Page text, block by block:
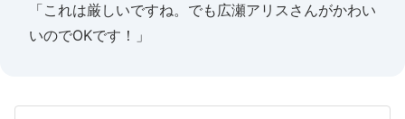
「これは厳しいですね。でも広瀬アリスさんがかわい
いのでOKです！」